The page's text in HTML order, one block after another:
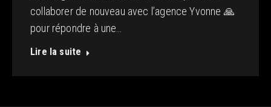
collaborer de nouveau avec l’agence Yvonne 🙏
pour répondre à une…
Lire la suite